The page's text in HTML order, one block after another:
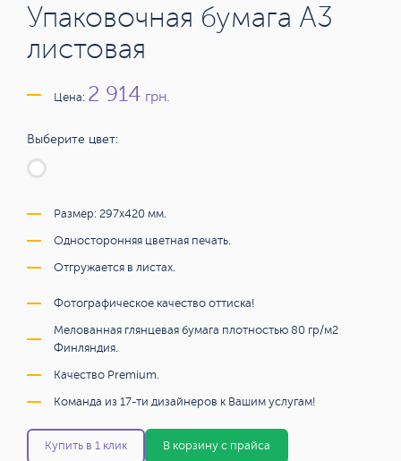
Упаковочная бумага А3
листовая
Цена: 2 914 грн.
Выберите цвет:
Размер: 297х420 мм.
Односторонняя цветная печать.
Отгружается в листах.
Фотографическое качество оттиска!
Мелованная глянцевая бумага плотностью 80 гр/м2
Финляндия.
Качество Premium.
Команда из 17-ти дизайнеров к Вашим услугам!
Купить в 1 клик В корзину с прайса